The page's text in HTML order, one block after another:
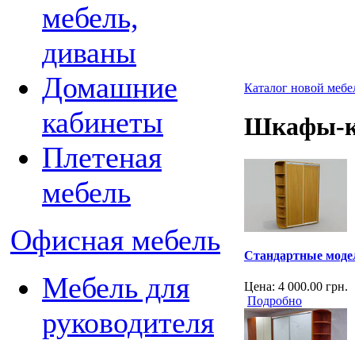
мебель,
диваны
Домашние
кабинеты
Плетеная
мебель
Офисная мебель
Мебель для
руководителя
Каталог новой
Шкафы-
Стандартные
Цена: 4 000.00 грн.
Подробно